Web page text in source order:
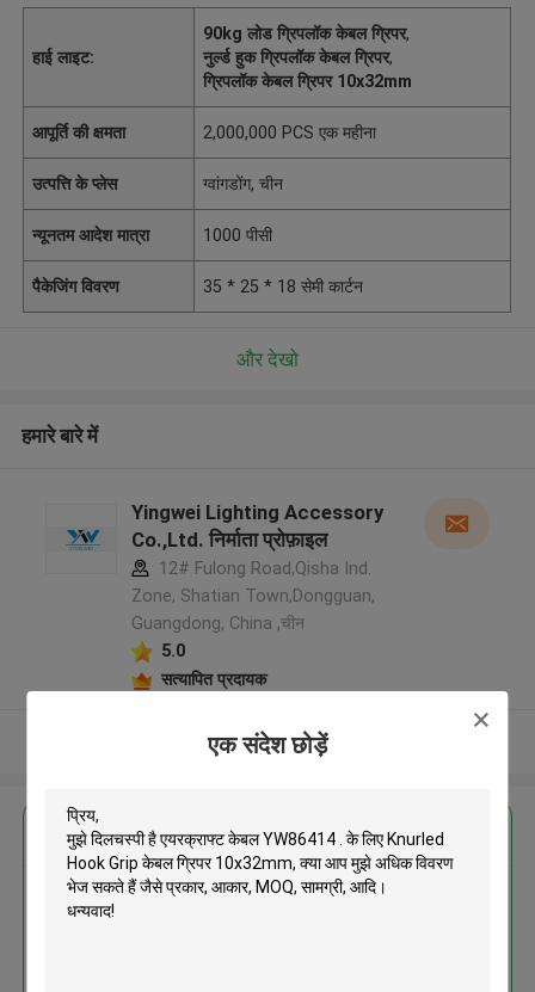
एक संदेश छोड़ें
हाई लाइट:
90kg लोड ग्रिपलॉक केबल ग्रिपर,
नुर्ल्ड हुक ग्रिपलॉक केबल ग्रिपर,
ग्रिपलॉक केबल ग्रिपर 10x32mm
आपूर्ति की क्षमता 2,000,000 PCS एक महीना
उत्पत्ति के प्लेस ग्वांगडोंग, चीन
न्यूनतम आदेश मात्रा 1000 पीसी
पैकेजिंग विवरण 35 * 25 * 18 सेमी कार्टन
और देखो
हमारे बारे में
Yingwei Lighting Accessory
Co.,Ltd. निर्माता प्रोफ़ाइल
12# Fulong Road,Qisha Ind.
Zone, Shatian Town,Dongguan,
Guangdong, China ,चीन
5.0
सत्यापित प्रदायक
और देखो
सबसे उत्तम प्रतिदान प्राप्त करें
एयरक्राफ्ट केबल YW86414 . के लिए